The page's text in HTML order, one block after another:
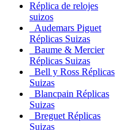
Réplica de relojes
suizos
Audemars Piguet
Réplicas Suizas
Baume & Mercier
Réplicas Suizas
Bell y Ross Réplicas
Suizas
Blancpain Réplicas
Suizas
Breguet Réplicas
Suizas